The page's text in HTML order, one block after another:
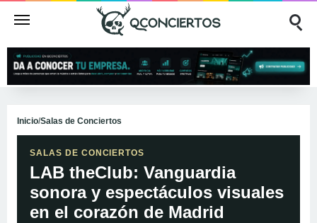
Inicio/Salas de Conciertos
SALAS DE CONCIERTOS
LAB theClub: Vanguardia
sonora y espectáculos visuales
en el corazón de Madrid